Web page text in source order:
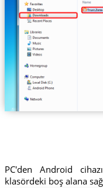
PC'den Android
klasördeki boş alana sağ